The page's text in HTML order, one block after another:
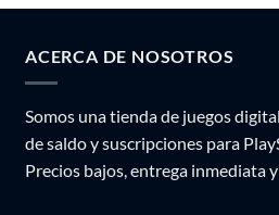
ACERCA DE NOSOTROS
Somos una tienda de juegos
de saldo y suscripciones para
Precios bajos, entrega inmediata